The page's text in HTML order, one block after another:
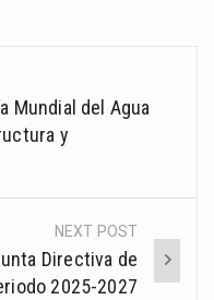
Mundial del Agua
y
NEXT POST
Directiva de
2025-2027